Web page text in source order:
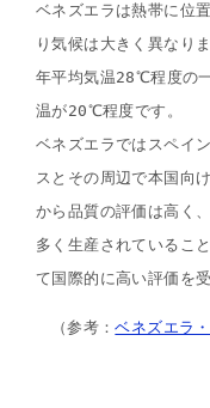
ベネズエラは熱帯に位
り気候は大きく異なり
年平均気温28℃程度の
温が20℃程度です。
ベネズエラではスペイ
スとその周辺で本国向
から品質の評価は高く
多く生産されているこ
て国際的に高い評価を
（参考：ベネズエラ